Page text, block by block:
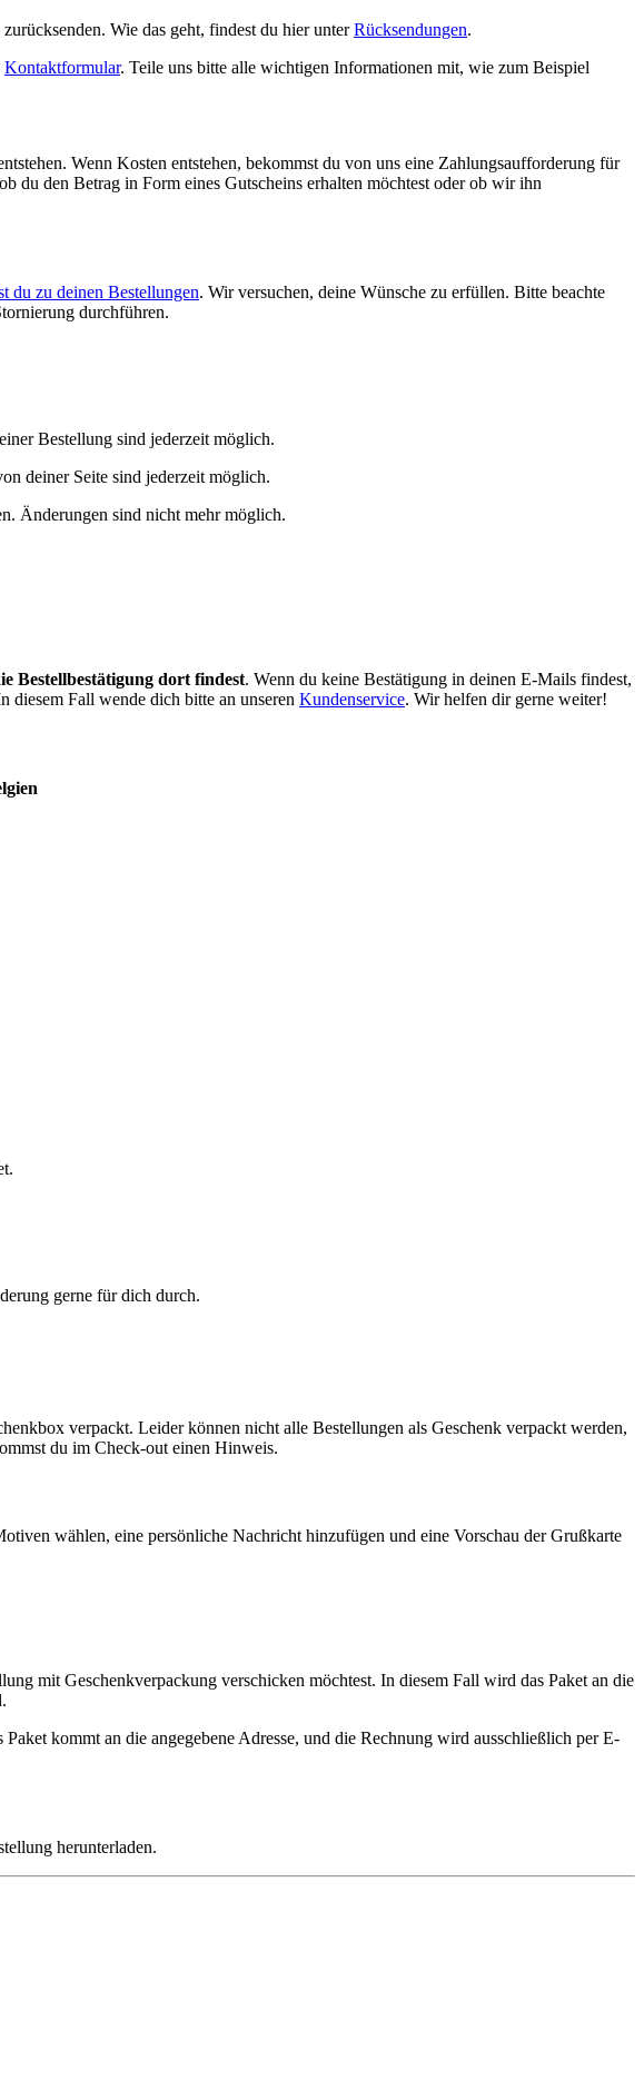
Wie das geht, findest du hier unterRücksendungen.
Kontaktformular. Teile uns bitte alle wichtigen Informationen mit, wie zum Beispiel
Wenn Kosten entstehen, bekommst du von uns eine Zahlungsaufforderung für
du den Betrag in Form eines Gutscheins erhalten möchtest oder ob wir ihn
du zu deinen Bestellungen. Wir versuchen, deine Wünsche zu erfüllen. Bitte beachte
durchführen.
Bestellung sind jederzeit möglich.
deiner Seite sind jederzeit möglich.
Änderungen sind nicht mehr möglich.
Bestellbestätigung dort findest. Wenn du keine Bestätigung in deinen E-Mails findest,
diesem Fall wende dich bitte an unseren Kundenservice. Wir helfen dir gerne weiter!
gerne für dich durch.
verpackt. Leider können nicht alle Bestellungen als Geschenk verpackt werden,
du im Check-out einen Hinweis.
wählen, eine persönliche Nachricht hinzufügen und eine Vorschau der Grußkarte
mit Geschenkverpackung verschicken möchtest. In diesem Fall wird das Paket an die
kommt an die angegebene Adresse, und die Rechnung wird ausschließlich per E-
herunterladen.